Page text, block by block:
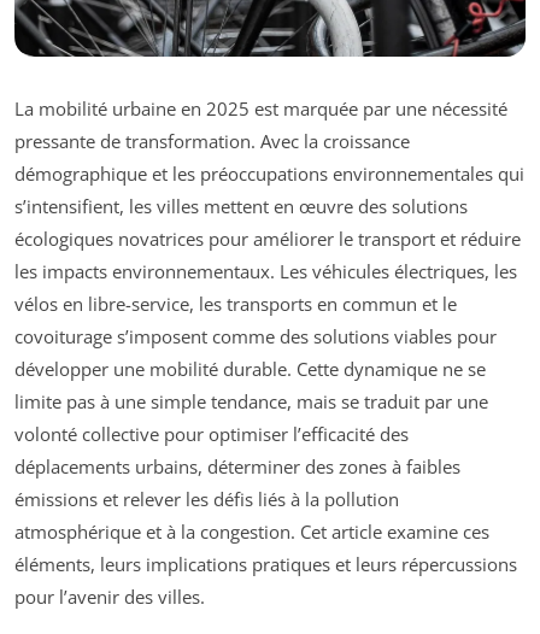
La mobilité urbaine en 2025 est marquée par une nécessité
pressante de transformation. Avec la croissance
démographique et les préoccupations environnementales qui
s’intensifient, les villes mettent en œuvre des solutions
écologiques novatrices pour améliorer le transport et réduire
les impacts environnementaux. Les véhicules électriques, les
vélos en libre-service, les transports en commun et le
covoiturage s’imposent comme des solutions viables pour
développer une mobilité durable. Cette dynamique ne se
limite pas à une simple tendance, mais se traduit par une
volonté collective pour optimiser l’efficacité des
déplacements urbains, déterminer des zones à faibles
émissions et relever les défis liés à la pollution
atmosphérique et à la congestion. Cet article examine ces
éléments, leurs implications pratiques et leurs répercussions
pour l’avenir des villes.